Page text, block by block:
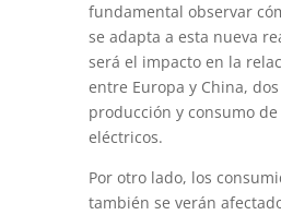
fundamental observar
se adapta a esta nueva
será el impacto en la
entre Europa y China,
producción y consumo
eléctricos.
Por otro lado, los
también se verán